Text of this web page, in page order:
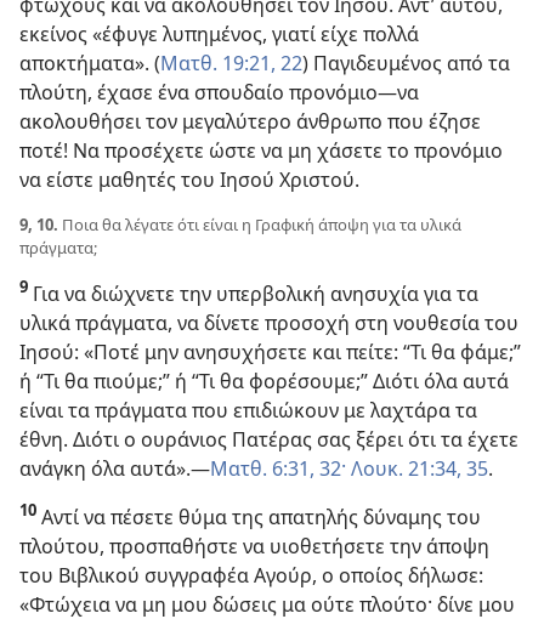
εκείνος «έφυγε λυπημένος, γιατί είχε πολλά
αποκτήματα». (Ματθ. 19:21, 22) Παγιδευμένος από τα
πλούτη, έχασε ένα σπουδαίο προνόμιο​—να
ακολουθήσει τον μεγαλύτερο άνθρωπο που έζησε
ποτέ! Να προσέχετε ώστε να μη χάσετε το προνόμιο
να είστε μαθητές του Ιησού Χριστού.
9, 10. Ποια θα λέγατε ότι είναι η Γραφική άποψη για τα υλικά
πράγματα;
9 Για να διώχνετε την υπερβολική ανησυχία για τα
υλικά πράγματα, να δίνετε προσοχή στη νουθεσία του
Ιησού: «Ποτέ μην ανησυχήσετε και πείτε: “Τι θα φάμε;”
ή “Τι θα πιούμε;” ή “Τι θα φορέσουμε;” Διότι όλα αυτά
είναι τα πράγματα που επιδιώκουν με λαχτάρα τα
έθνη. Διότι ο ουράνιος Πατέρας σας ξέρει ότι τα έχετε
ανάγκη όλα αυτά».​—Ματθ. 6:31, 32· Λουκ. 21:34, 35.
10 Αντί να πέσετε θύμα της απατηλής δύναμης του
πλούτου, προσπαθήστε να υιοθετήσετε την άποψη
του Βιβλικού συγγραφέα Αγούρ, ο οποίος δήλωσε:
«Φτώχεια να μη μου δώσεις μα ούτε πλούτο· δίνε μου